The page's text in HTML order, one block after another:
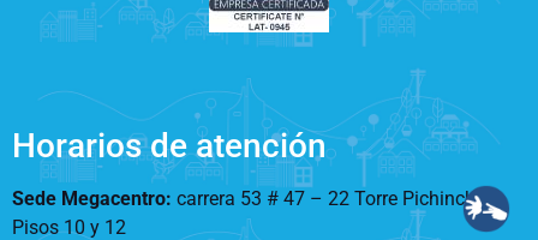
Horarios de atención
Sede Megacentro: carrera 53 # 47 – 22 Torre Pichincha –
Pisos 10 y 12